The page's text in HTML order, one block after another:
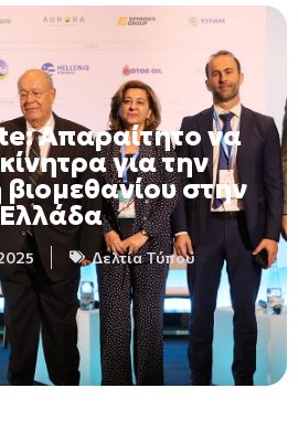
Απαραίτητο να
για την
στην
Ελλάδα
Δελτία Τύπου